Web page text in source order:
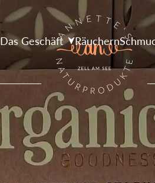
Das Geschäft Räuchern